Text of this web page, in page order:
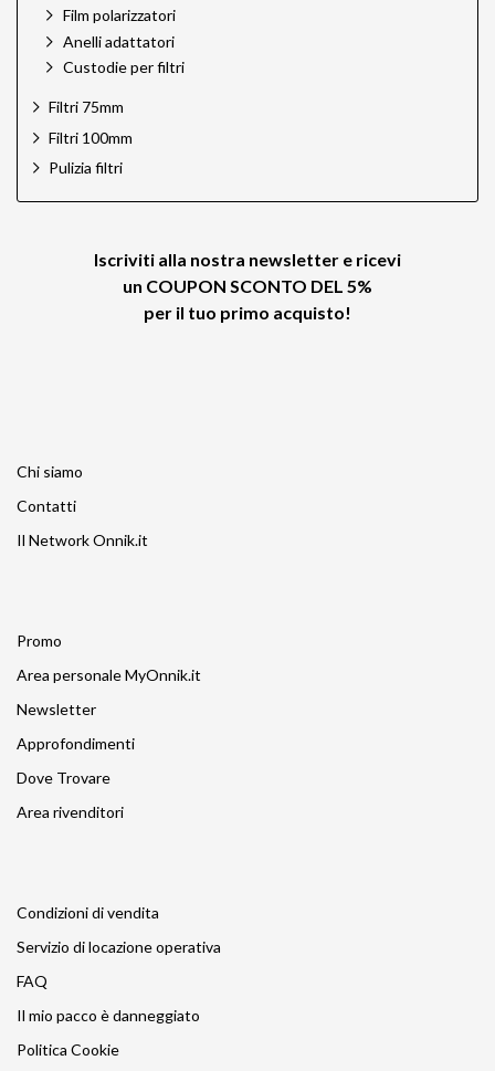
Film polarizzatori
Anelli adattatori
Custodie per filtri
Filtri 75mm
Filtri 100mm
Pulizia filtri
Iscriviti alla nostra newsletter e ricevi
un COUPON SCONTO DEL 5%
per il tuo primo acquisto!
Chi siamo
Contatti
Il Network Onnik.it
Promo
Area personale MyOnnik.it
Newsletter
Approfondimenti
Dove Trovare
Area rivenditori
Condizioni di vendita
Servizio di locazione operativa
FAQ
Il mio pacco è danneggiato
Politica Cookie